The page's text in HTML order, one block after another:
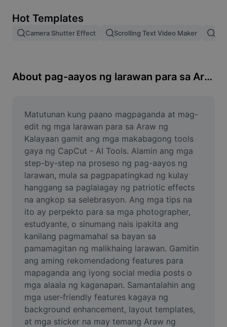
Image merge
Resize Image
Meme Generator
AI Text Remover
AI People Remover
AI Inpainting
Face Cutout
Video
Remove video BG
Enhance quality
Video Editor
Trim Video
Hot Templates
Camera Shutter Effect Scrolling Text Video Maker
About pag-aayos ng larawan para sa Araw ng Kalayaan
Matutunan kung paano magpaganda at mag-
edit ng mga larawan para sa Araw ng
Kalayaan gamit ang mga makabagong tools
gaya ng CapCut - AI Tools. Alamin ang mga
step-by-step na proseso ng pag-aayos ng
larawan, mula sa pagpapatingkad ng kulay
hanggang sa paglalagay ng patriotic effects
na angkop sa selebrasyon. Ang mga tips na
ito ay perpekto para sa mga photographer,
estudyante, o sinumang nais ipakita ang
kanilang pagmamahal sa bayan sa
pamamagitan ng malikhaing larawan. Gamitin
ang aming rekomendadong features para
mapaganda ang iyong social media posts o
mga alaala ng kaganapan. Samantalahin ang
mga user-friendly features kagaya ng
background enhancement, layout templates,
at mga sticker na may temang Araw ng